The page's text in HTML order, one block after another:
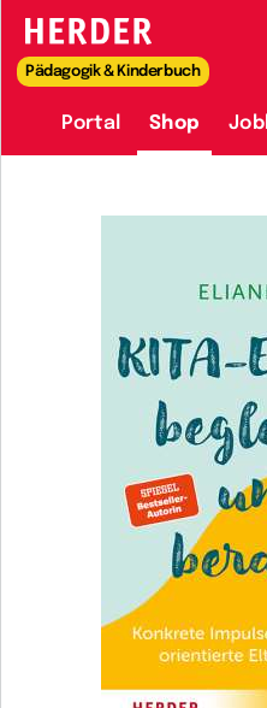
HERDER-MENÜ
Pädagogik & Kinderbuch
Portal Shop